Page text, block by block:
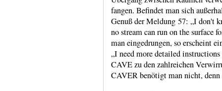
fangen. Befindet man sich
Genuß der Meldung 57: „I don't
no stream can run on the surface
man einge­drungen, so erscheint
„I need more detailed
CAVE zu den zahl­reichen
CAVER benötigt man nicht,